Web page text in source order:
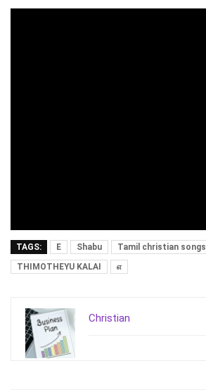
TAGS: E Shabu
Tamil christian songs
THIMOTHEYU KALAI
எ
Christian